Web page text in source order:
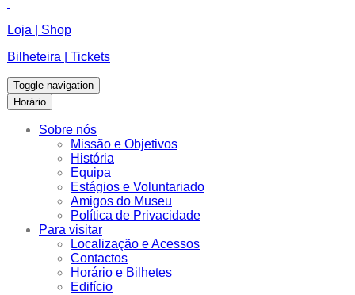
Loja | Shop
Bilheteira | Tickets
Toggle navigation
Horário
Sobre nós
Missão e Objetivos
História
Equipa
Estágios e Voluntariado
Amigos do Museu
Política de Privacidade
Para visitar
Localização e Acessos
Contactos
Horário e Bilhetes
Edifício